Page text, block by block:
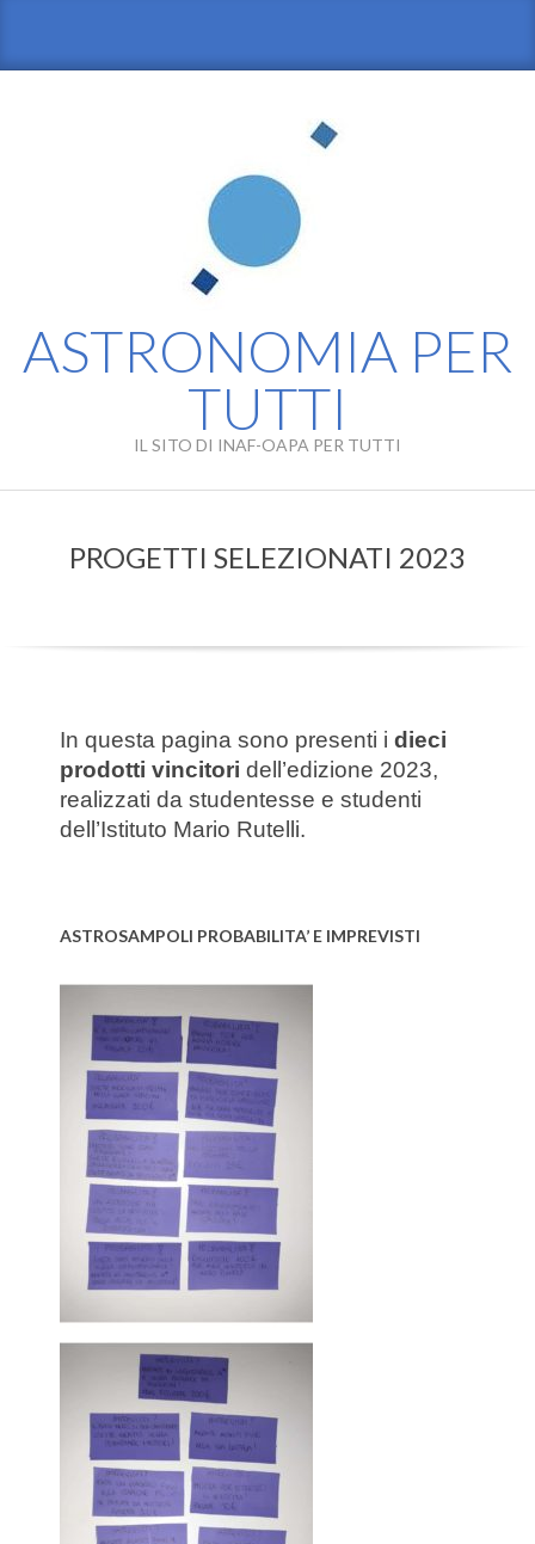
content
ASTRONOMIA PER
TUTTI
IL SITO DI INAF-OAPA PER TUTTI
PROGETTI SELEZIONATI 2023
In questa pagina sono presenti i dieci
prodotti vincitori dell’edizione 2023,
realizzati da studentesse e studenti
dell’Istituto Mario Rutelli.
ASTROSAMPOLI PROBABILITA’ E IMPREVISTI